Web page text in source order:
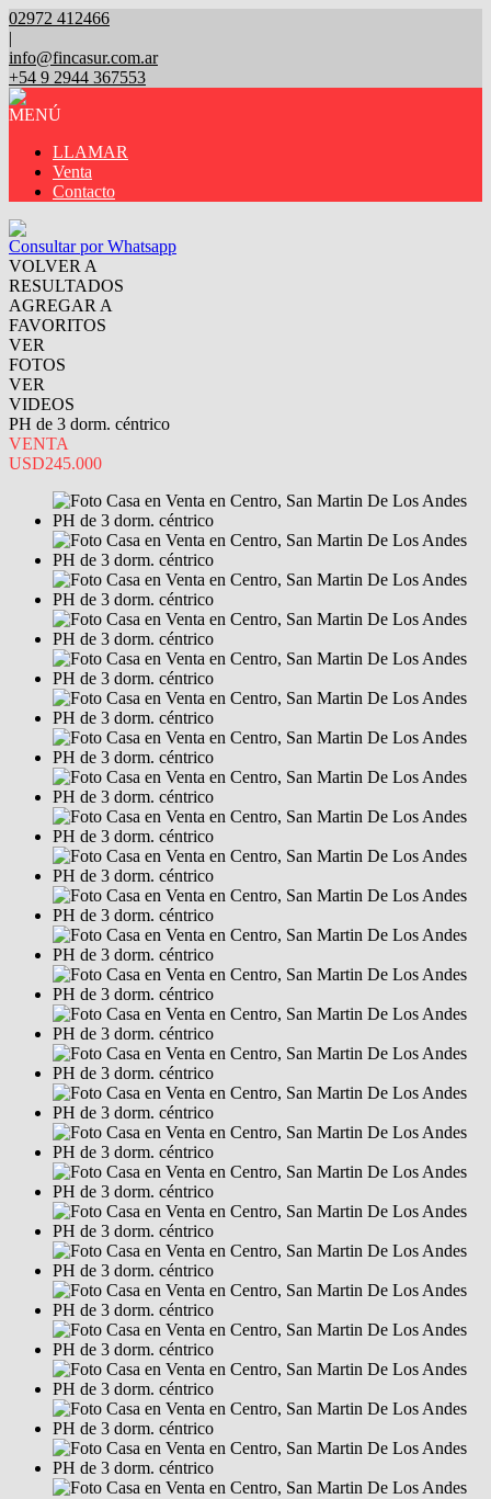
02972 412466
|
info@fincasur.com.ar
+54 9 2944 367553
MENÚ
LLAMAR
Venta
Contacto
Consultar por Whatsapp
VOLVER A
RESULTADOS
AGREGAR A
FAVORITOS
VER
FOTOS
VER
VIDEOS
PH de 3 dorm. céntrico
VENTA
USD245.000